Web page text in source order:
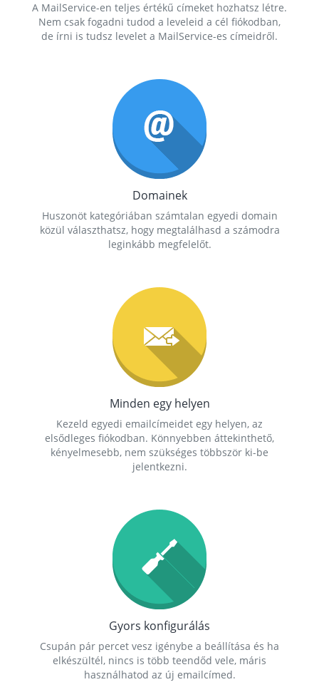
A MailService-en teljes értékű címeket hozhatsz létre.
Nem csak fogadni tudod a leveleid a cél fiókodban,
de írni is tudsz levelet a MailService-es címeidről.
Domainek
Huszonöt kategóriában számtalan egyedi domain
közül választhatsz, hogy megtalálhasd a számodra
leginkább megfelelőt.
Minden egy helyen
Kezeld egyedi emailcímeidet egy helyen, az
elsődleges fiókodban. Könnyebben áttekinthető,
kényelmesebb, nem szükséges többször ki-be
jelentkezni.
Gyors konfigurálás
Csupán pár percet vesz igénybe a beállítása és ha
elkészültél, nincs is több teendőd vele, máris
használhatod az új emailcímed.